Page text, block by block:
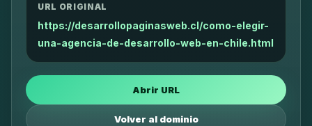
URL ORIGINAL
https://desarrollopaginasweb.cl/como-elegir-
una-agencia-de-desarrollo-web-en-chile.html
Abrir URL
Volver al dominio